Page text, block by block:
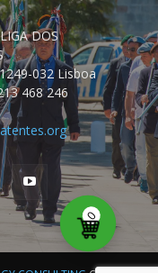
DOS
032 Lisboa
468 246
0